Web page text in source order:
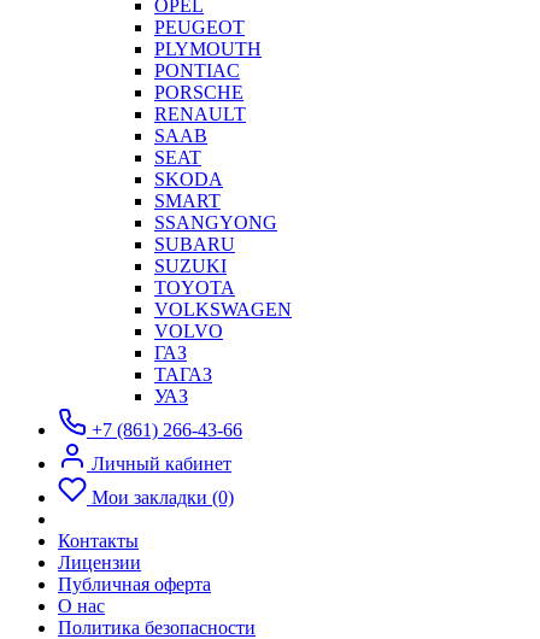
OPEL
PEUGEOT
PLYMOUTH
PONTIAC
PORSCHE
RENAULT
SAAB
SEAT
SKODA
SMART
SSANGYONG
SUBARU
SUZUKI
TOYOTA
VOLKSWAGEN
VOLVO
ГАЗ
ТАГАЗ
УАЗ
+7 (861) 266-43-66
Личный кабинет
Мои закладки (0)
Контакты
Лицензии
Публичная оферта
О нас
Политика безопасности